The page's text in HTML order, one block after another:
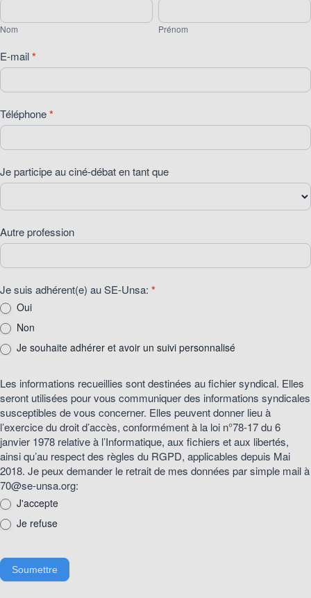
Débat
du
mardi
15
Nom
Nom
Prénom
Prénom
E-mail*
Téléphone*
Je participe au ciné-débat en tant que
Autre profession
Je suis adhérent(e) au SE-Unsa: *
Oui
Non
Je souhaite adhérer et avoir un suivi personnalisé
Les informations recueillies sont destinées au fichier syndical. Elles
seront utilisées pour vous communiquer des informations syndicales
susceptibles de vous concerner. Elles peuvent donner lieu à
l’exercice du droit d’accès, conformément à la loi n°78-17 du 6
janvier 1978 relative à l’Informatique, aux fichiers et aux libertés,
ainsi qu’au respect des règles du RGPD, applicables depuis Mai
2018. Je peux demander le retrait de mes données par simple mail à
70@se-unsa.org:
J'accepte
Je refuse
Soumettre